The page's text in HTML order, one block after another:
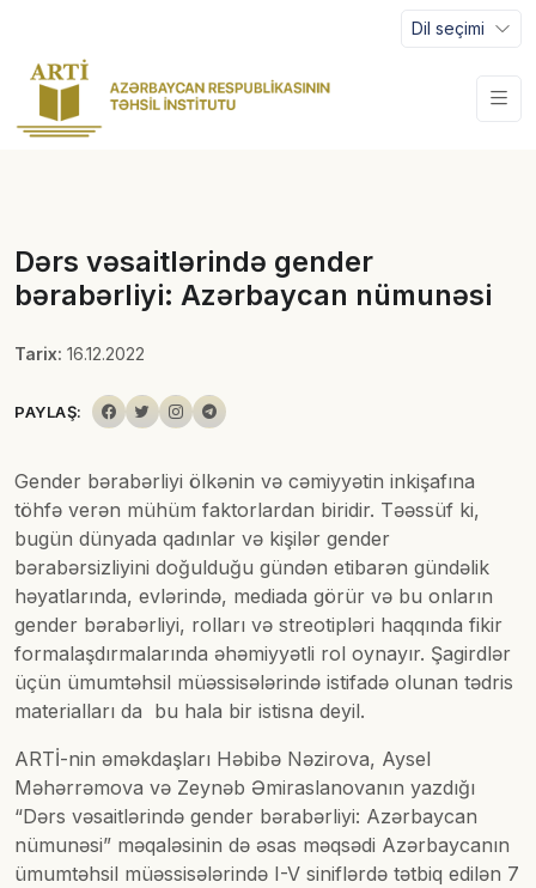
Dil seçimi
Dərs vəsaitlərində gender
bərabərliyi: Azərbaycan nümunəsi
Tarix: 16.12.2022
PAYLAŞ:
Gender bərabərliyi ölkənin və cəmiyyətin inkişafına
töhfə verən mühüm faktorlardan biridir. Təəssüf ki,
bugün dünyada qadınlar və kişilər gender
bərabərsizliyini doğulduğu gündən etibarən gündəlik
həyatlarında, evlərində, mediada görür və bu onların
gender bərabərliyi, rolları və streotipləri haqqında fikir
formalaşdırmalarında əhəmiyyətli rol oynayır. Şagirdlər
üçün ümumtəhsil müəssisələrində istifadə olunan tədris
materialları da bu hala bir istisna deyil.
ARTİ-nin əməkdaşları Həbibə Nəzirova, Aysel
Məhərrəmova və Zeynəb Əmiraslanovanın yazdığı
“Dərs vəsaitlərində gender bərabərliyi: Azərbaycan
nümunəsi” məqaləsinin də əsas məqsədi Azərbaycanın
ümumtəhsil müəssisələrində I-V siniflərdə tətbiq edilən 7